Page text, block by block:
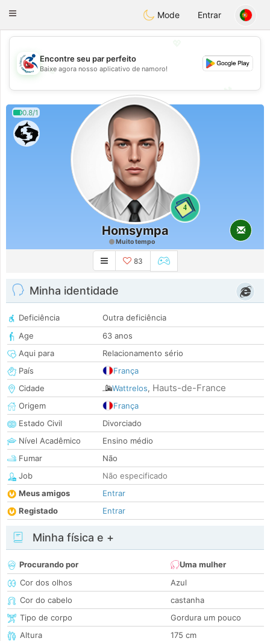
Handi Space
Toggle
Mode Entrar
💖
💕
💕
Encontre seu par perfeito
Baixe agora nosso aplicativo de namoro!
0.8/1
4
Homsympa
Muito tempo
83
Minha identidade
Deficiência
Outra deficiência
Age
63 anos
Aqui para
Relacionamento sério
País
França
Cidade
Wattrelos, Hauts-de-France
Origem
França
Estado Civil
Divorciado
Nível Acadêmico
Ensino médio
Fumar
Não
Job
Não especificado
Meus amigos
Entrar
Registado
Entrar
Minha física e +
Procurando por
Uma mulher
Cor dos olhos
Azul
Cor do cabelo
castanha
Tipo de corpo
Gordura um pouco
Altura
175 cm